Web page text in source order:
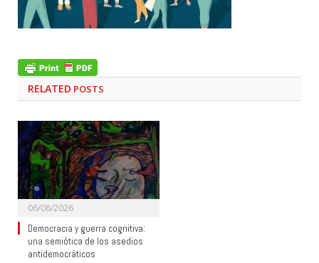
RELATED POSTS
06/08/2026
Democracia y guerra cognitiva:
una semiótica de los asedios
antidemocráticos